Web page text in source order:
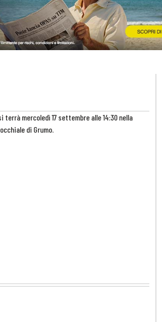
terrà mercoledì 17 settembre alle 14:30 nella
di Grumo.